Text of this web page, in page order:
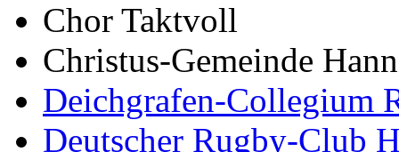
Chor Taktvoll
Christus-Gemeinde
Deichgrafen-Collegium
Deutscher Rugby-Club